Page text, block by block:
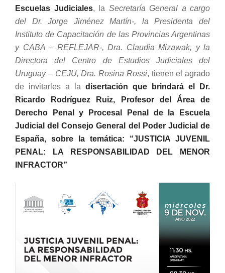
Escuelas Judiciales, la Secretaría General a cargo
del Dr. Jorge Jiménez Martín-, la Presidenta del
Instituto de Capacitación de las Provincias Argentinas
y CABA – REFLEJAR-, Dra. Claudia Mizawak, y la
Directora del Centro de Estudios Judiciales del
Uruguay – CEJU, Dra. Rosina Rossi, tienen el agrado
de invitarles a la disertación que brindará el
Dr.
Ricardo Rodríguez Ruiz, Profesor del Área de
Derecho Penal y Procesal Penal de la Escuela
Judicial del Consejo General del Poder Judicial de
España, sobre la temática: “JUSTICIA JUVENIL
PENAL: LA RESPONSABILIDAD DEL MENOR
INFRACTOR”